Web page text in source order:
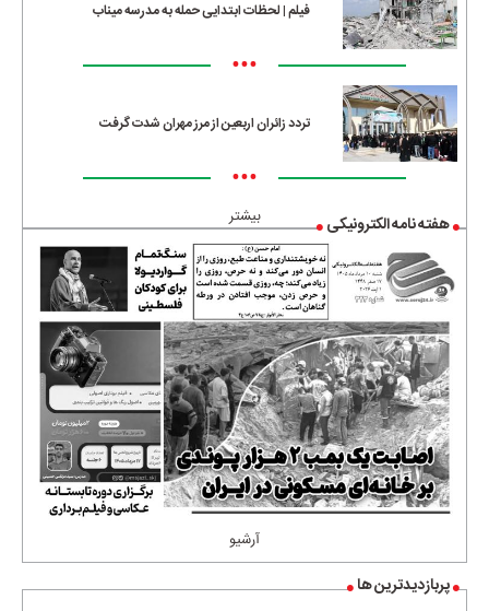
فیلم | لحظات ابتدایی حمله به مدرسه میناب
•••
تردد زائران اربعین از مرز مهران شدت گرفت
•••
بیشتر هفته نامه الکترونیکی
آرشیو
پربازدیدترین ها